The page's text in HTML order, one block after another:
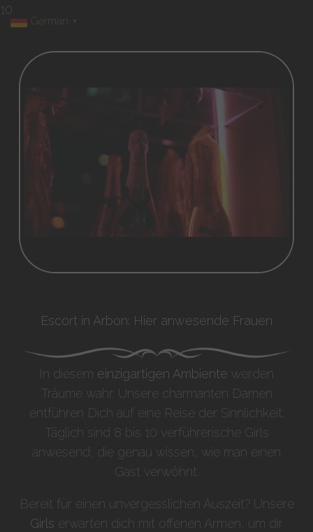
10
Escort in Arbon: Hier anwesende Frauen
In diesem einzigartigen Ambiente werden
Träume wahr. Unsere charmanten Damen
entführen Dich auf eine Reise der Sinnlichkeit.
Täglich sind 8 bis 10 verführerische Girls
anwesend, die genau wissen, wie man einen
Gast verwöhnt.
Bereit für einen unvergesslichen Auszeit? Unsere
Girls erwarten dich mit offenen Armen, um dir
German